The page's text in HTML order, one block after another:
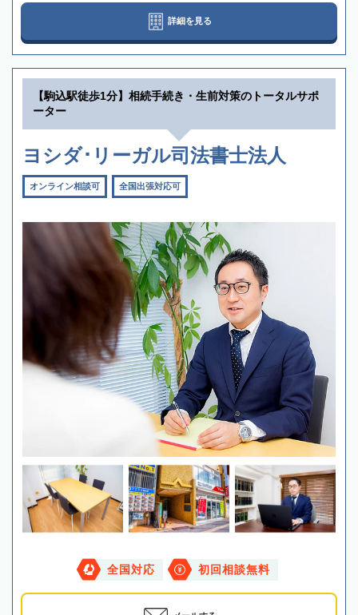
詳細を見る
【駒込駅徒歩1分】相続手続き・生前対策のトータルサポ
ーター
ヨシダ･リーガル司法書士法人
オンライン相談可 全国出張対応可
全国対応 初回相談無料